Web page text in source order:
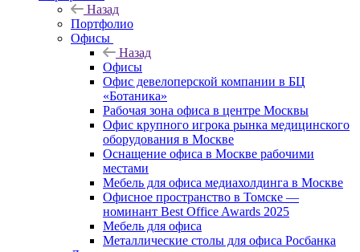
Назад
Портфолио
Офисы
Назад
Офисы
Офис девелоперской компании в БЦ
«Ботаника»
Рабочая зона офиса в центре Москвы
Офис крупного игрока рынка медицинского
оборудования в Москве
Оснащение офиса в Москве рабочими
местами
Мебель для офиса медиахолдинга в Москве
Офисное пространство в Томске —
номинант Best Office Awards 2025
Мебель для офиса
Металлические столы для офиса Росбанка